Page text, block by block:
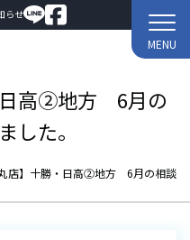
らせ
MENU
日高②地方 6月の
した。
丸店】十勝・日高②地方 6月の相談